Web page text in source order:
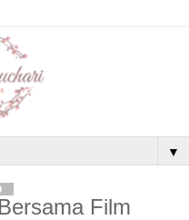
▼
Film